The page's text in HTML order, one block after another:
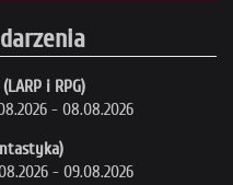
(LARP i RPG)
- 08.08.2026
- 09.08.2026